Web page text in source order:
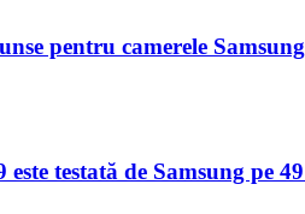
pentru camerele Samsung
testată de Samsung pe